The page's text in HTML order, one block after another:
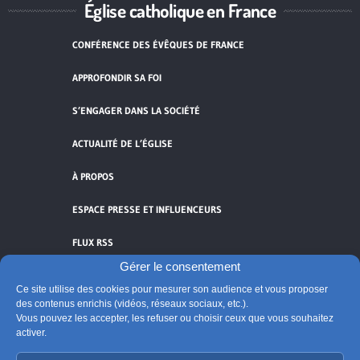
Gérer le consentement
Ce site utilise des cookies pour mesurer son audience et vous proposer
des contenus enrichis (vidéos, réseaux sociaux, etc.).
Vous pouvez les accepter, les refuser ou choisir ceux que vous souhaitez
activer.
Église catholique en France
CONFÉRENCE DES ÉVÊQUES DE FRANCE
APPROFONDIR SA FOI
S’ENGAGER DANS LA SOCIÉTÉ
ACTUALITÉ DE L’ÉGLISE
À PROPOS
ESPACE PRESSE ET INFLUENCEURS
FLUX RSS
Cliquez pour accepter les cookies de